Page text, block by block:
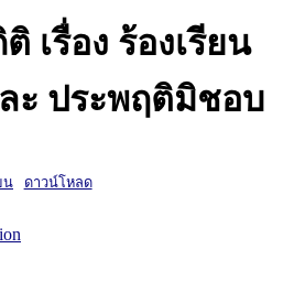
เรื่อง ร้องเรียน
ะ ประพฤติมิชอบ
น ดาวน์โหลด